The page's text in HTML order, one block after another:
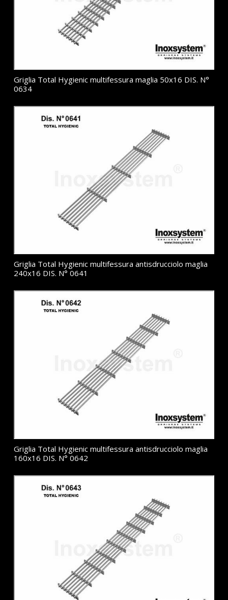
Griglia Total Hygienic multifessura maglia 50x16 DIS. N°
0634
Griglia Total Hygienic multifessura antisdrucciolo maglia
240x16 DIS. N° 0641
Griglia Total Hygienic multifessura antisdrucciolo maglia
160x16 DIS. N° 0642